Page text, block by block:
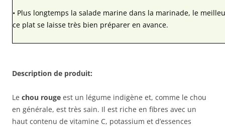
• Plus longtemps la salade marine dans la marinade, le
ce plat se laisse très bien préparer en avance.
Description de produit:
Le chou rouge est un légume indigène et, comme le chou
en générale, est très sain. Il est riche en fibres avec un
haut contenu de vitamine C, potassium et d’essences